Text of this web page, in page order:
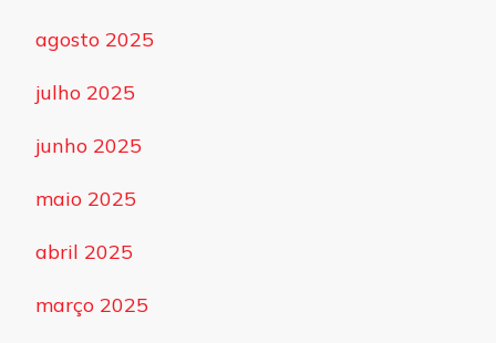
agosto 2025
julho 2025
junho 2025
maio 2025
abril 2025
março 2025